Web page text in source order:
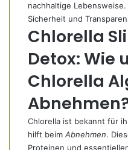
nachhaltige
Sicherheit und
Chlorella
Detox: Wie
Chlorella
Chlorella ist bekannt für
hilft beim Abnehmen.
Proteinen und